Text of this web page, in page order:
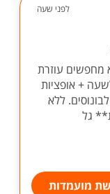
לפני שעה
מחפשים עוזרת
התחלתי 45 שח לשעה + אופציות
ללא
גל
מועמדות